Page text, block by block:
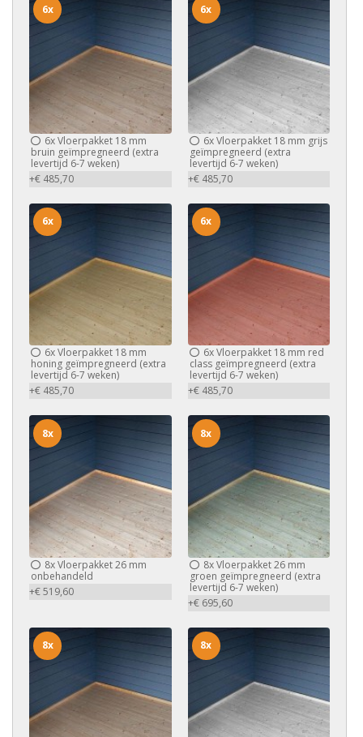
6xVloerpakket 18 mm
bruin geïmpregneerd (extra
levertijd 6-7 weken)
+€ 485,70
6x
6xVloerpakket 18 mm grijs
geïmpregneerd (extra
levertijd 6-7 weken)
+€ 485,70
6x
6xVloerpakket 18 mm
honing geïmpregneerd (extra
levertijd 6-7 weken)
+€ 485,70
6x
6xVloerpakket 18 mm red
class geïmpregneerd (extra
levertijd 6-7 weken)
+€ 485,70
6x
8xVloerpakket 26 mm
onbehandeld
+€ 519,60
8x
8xVloerpakket 26 mm
groen geïmpregneerd (extra
levertijd 6-7 weken)
+€ 695,60
8x
8x 8x